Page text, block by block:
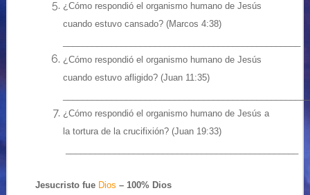
¿Cómo respondió el organismo humano de Jesús
cuando estuvo cansado? (Marcos 4:38)
¿Cómo respondió el organismo humano de Jesús
cuando estuvo afligido? (Juan 11:35)
¿Cómo respondió el organismo humano de Jesús a
la tortura de la crucifixión? (Juan 19:33)
Jesucristo fue Dios – 100% Dios